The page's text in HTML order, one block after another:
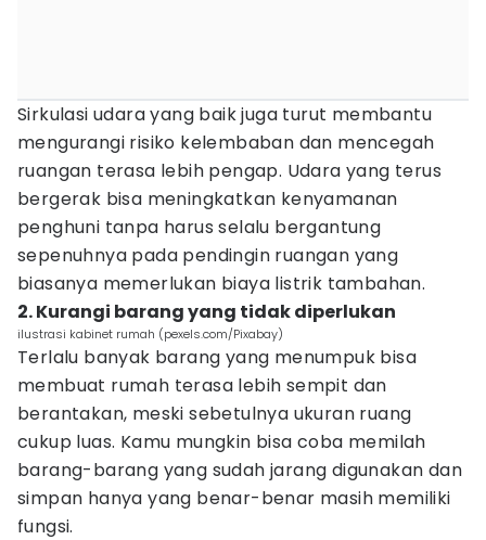
Sirkulasi udara yang baik juga turut membantu
mengurangi risiko kelembaban dan mencegah
ruangan terasa lebih pengap. Udara yang terus
bergerak bisa meningkatkan kenyamanan
penghuni tanpa harus selalu bergantung
sepenuhnya pada pendingin ruangan yang
biasanya memerlukan biaya listrik tambahan.
2. Kurangi barang yang tidak diperlukan
ilustrasi kabinet rumah (pexels.com/Pixabay)
Terlalu banyak barang yang menumpuk bisa
membuat rumah terasa lebih sempit dan
berantakan, meski sebetulnya ukuran ruang
cukup luas. Kamu mungkin bisa coba memilah
barang-barang yang sudah jarang digunakan dan
simpan hanya yang benar-benar masih memiliki
fungsi.